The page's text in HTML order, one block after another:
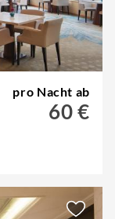
pro Nacht ab
60 €